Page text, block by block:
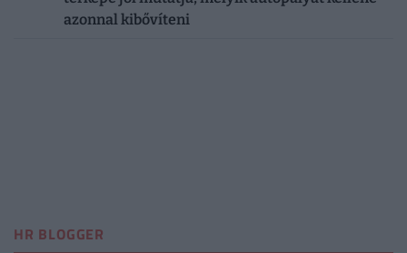
azonnal kibővíteni
HR BLOGGER